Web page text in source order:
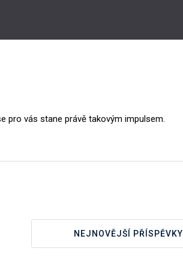
pro vás stane právě takovým impulsem.
NEJNOVĚJŠÍ PŘÍSPĚVKY